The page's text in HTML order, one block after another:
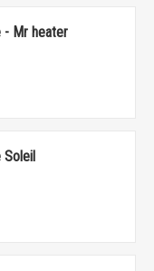
- Mr heater
Soleil